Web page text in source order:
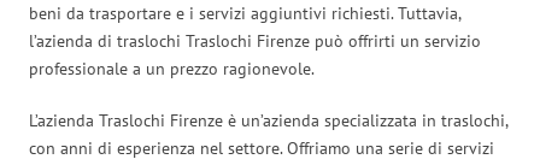
beni da trasportare e i servizi aggiuntivi richiesti. Tuttavia,
l’azienda di traslochi Traslochi Firenze può offrirti un servizio
professionale a un prezzo ragionevole.
L’azienda Traslochi Firenze è un’azienda specializzata in traslochi,
con anni di esperienza nel settore. Offriamo una serie di servizi